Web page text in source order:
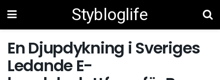
Stybloglife
En Djupdykning i Sveriges
Ledande E-